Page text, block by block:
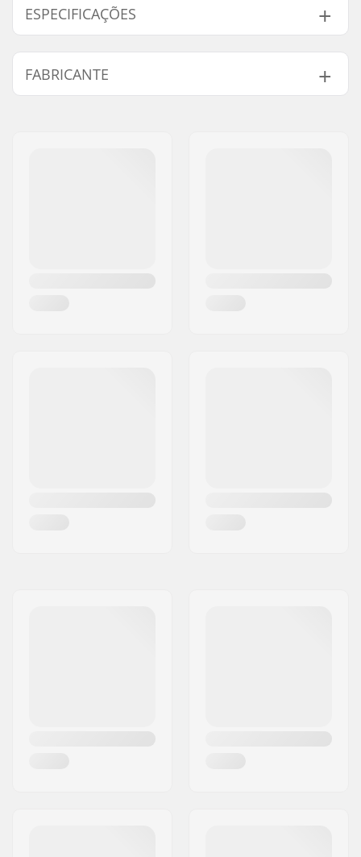
ESPECIFICAÇÕES
Diâmetro do eixo:
14mm
Posição da corrente:
Peso:
32g
FABRICANTE